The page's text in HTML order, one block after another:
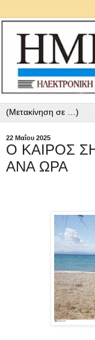
22 Μαΐου 2025
Ο ΚΑΙΡΟΣ
ΑΝΑ ΩΡΑ